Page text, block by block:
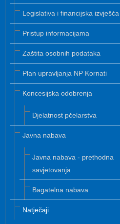
Legislativa i financijska izvješća
Pristup informacijama
Zaštita osobnih podataka
Plan upravljanja NP Kornati
Koncesijska odobrenja
Djelatnost pčelarstva
Javna nabava
Javna nabava - prethodna
savjetovanja
Bagatelna nabava
Natječaji